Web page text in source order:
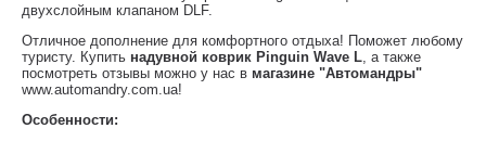
двухслойным клапаном DLF.
Отличное дополнение для комфортного отдыха! Поможет любому
туристу. Купить надувной коврик Pinguin Wave L, а также
посмотреть отзывы можно у нас в магазине "Автомандры"
www.automandry.com.ua!
Особенности: